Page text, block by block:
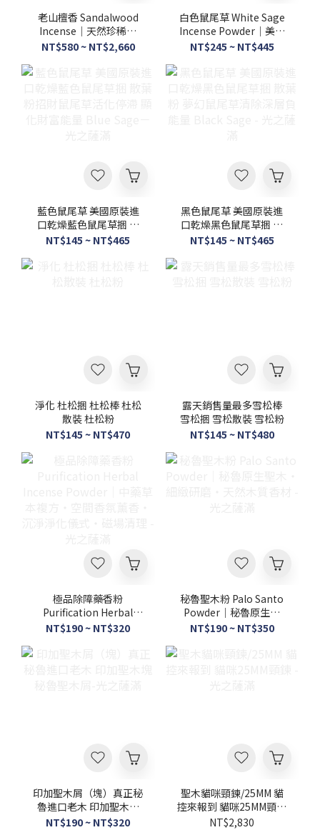
老山檀香 Sandalwood
Incense｜天然珍稀檀
香・沉穩木質香氣・7吋
臥香線香－光之薩滿
NT$580 ~ NT$2,660
白色鼠尾草 White Sage
Incense Powder｜美國
進口天然鼠尾草・精緻研
NT$245 ~ NT$445
藍色鼠尾草 美國原裝進
口乾燥藍色鼠尾草捆 散
葉 粉招財鼠尾草活化停
NT$145 ~ NT$465
黑色鼠尾草 美國原裝進
口乾燥黑色鼠尾草捆 散
葉 粉 夢幻鼠尾草清除深
NT$145 ~ NT$465
淨化 杜松捆 杜松棒 杜松
散裝 杜松粉
NT$145 ~ NT$470
露天銷售量最多雪松棒
雪松捆 雪松散裝 雪松粉
NT$145 ~ NT$480
極品除障藥香粉
Purification Herbal
Incense Powder｜中藥
NT$190 ~ NT$320
秘魯聖木粉 Palo Santo
Powder｜秘魯原生聖
木・細緻研磨・天然木質
NT$190 ~ NT$350
印加聖木屑（塊）真正秘
魯進口老木 印加聖木塊
秘魯聖木屑-光之薩滿
NT$190 ~ NT$320
聖木貓咪頸鍊/25MM 貓
控來報到 貓咪25MM頸鍊
- 光之薩滿
NT$2,830